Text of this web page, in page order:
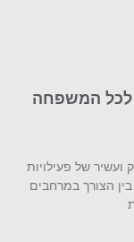
כל הפעילויות לחופש הגדול 2026 לכל המשפחה
מרתק ועשיר של פעילויות
הצורך במרחבים